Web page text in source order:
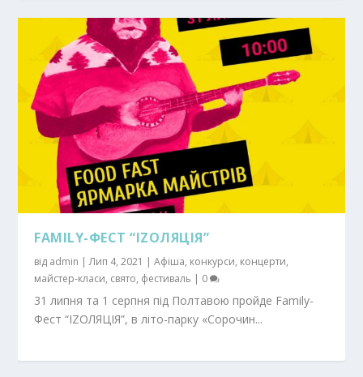
FAMILY-ФЕСТ “IZOЛЯЦІЯ”
від admin |Лип 4, 2021 |Афіша, конкурси, концерти,
майстер-класи, свято, фестиваль 0
31 липня та 1 серпня під Полтавою пройде Family-
Фест “IZOЛЯЦІЯ”, в літо-парку «Сорочин...